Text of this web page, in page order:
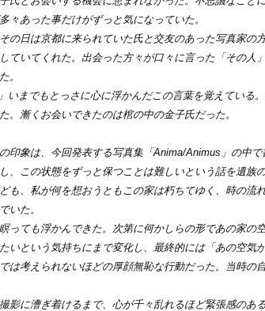
あった事だけがずっと気になっていた。
日は京都に来られていた氏と交友のあった写真家の
ていてくれた。出会った方々が口々に言った「その人
。
までもとっさに心に浮かんだこの言葉を覚えている
漸くお会いできたのは棺の中の金子氏だった。
象は、今回発表する写真集「Anima/Animus」の中で
、この状態をずっと保つことは難しいという話を遺族
も、私が何を想おうともこの家は朽ちてゆく、時の流
いた。
ても浮かんできた。次第に何かしらの形であの家の
いという気持ちにまで変化し、最終的には「あの空気
は考えられないほどの厚顔無恥な行動だった。当時の
に漕ぎ着けるまで、心が千々乱れるほど緊張感のあ